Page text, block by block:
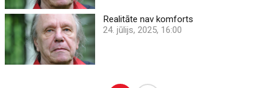
Realitāte nav komforts
24. jūlijs, 2025, 16:00